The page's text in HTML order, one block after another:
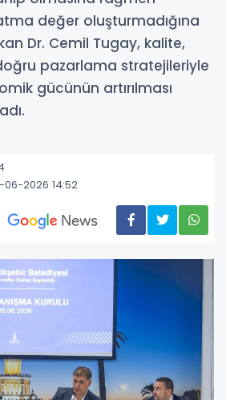
değer oluşturmadığına
Dr. Cemil Tugay, kalite,
pazarlama stratejileriyle
gücünün artırılması
2026 14:52